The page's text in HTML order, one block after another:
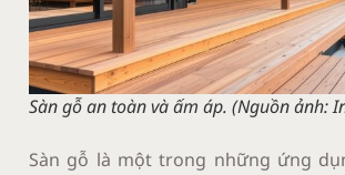
Sàn gỗ an toàn và ấm áp. (Nguồn ảnh:
Sàn gỗ là một trong những ứng